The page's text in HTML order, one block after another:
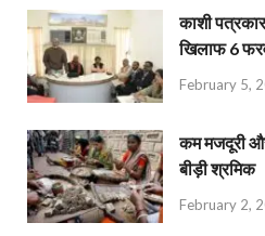
काशी
खिलाफ 6
February 5,
कम मजदूरी
बीड़ी श्रमिक
February 2,